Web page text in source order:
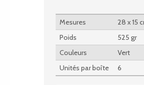
Mesures
28 x 15
Poids
525 gr
Couleurs
Vert
Unités par boîte
6